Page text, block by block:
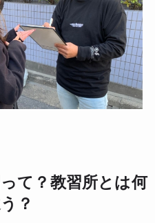
て？教習所とは何
？